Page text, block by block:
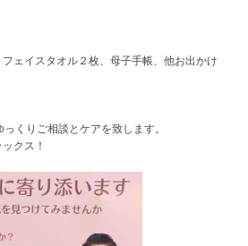
ェイスタオル２枚、母子手帳、他お出かけ
くりご相談とケアを致します。
クス！